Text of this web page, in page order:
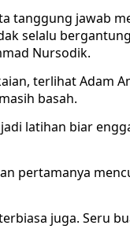
tanggung jawab
selalu
Nursodik.
terlihat Adam
basah.
latihan biar
pertamanya
juga. Seru